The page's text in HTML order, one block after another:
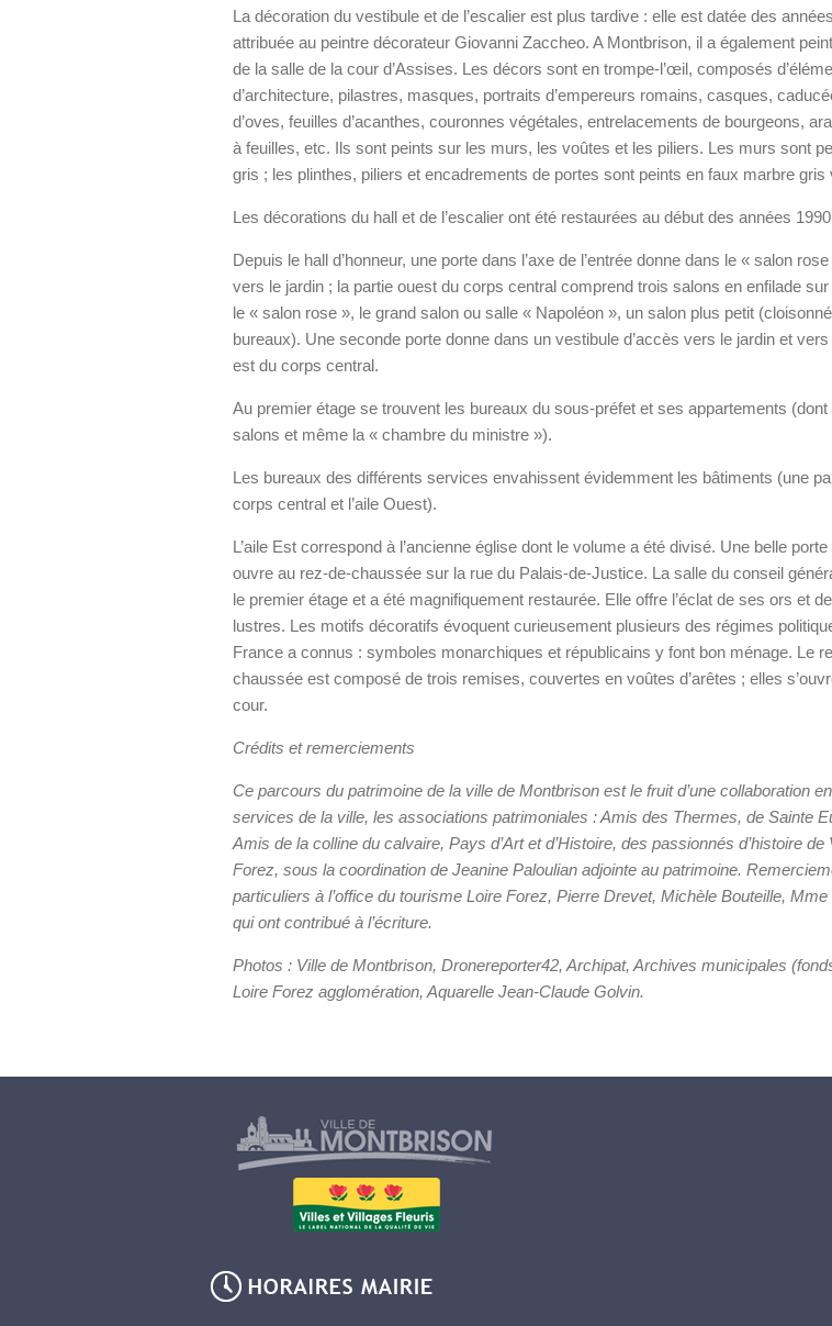
La décoration du vestibule et de l’escalier est plus tardive : elle est datée des
attribuée au peintre décorateur Giovanni Zaccheo. A Montbrison, il a également
de la salle de la cour d’Assises. Les décors sont en trompe-l’œil, composés
d’architecture, pilastres, masques, portraits d’empereurs romains, casques,
d’oves, feuilles d’acanthes, couronnes végétales, entrelacements de bourgeons,
à feuilles, etc. Ils sont peints sur les murs, les voûtes et les piliers. Les murs sont
gris ; les plinthes, piliers et encadrements de portes sont peints en faux marbre gris
Les décorations du hall et de l’escalier ont été restaurées au début des années
Depuis le hall d’honneur, une porte dans l’axe de l’entrée donne dans le « salon
vers le jardin ; la partie ouest du corps central comprend trois salons en enfilade sur
le « salon rose », le grand salon ou salle « Napoléon », un salon plus petit
bureaux). Une seconde porte donne dans un vestibule d’accès vers le jardin et
est du corps central.
Au premier étage se trouvent les bureaux du sous-préfet et ses appartements (dont
salons et même la « chambre du ministre »).
Les bureaux des différents services envahissent évidemment les bâtiments (une
corps central et l’aile Ouest).
L’aile Est correspond à l’ancienne église dont le volume a été divisé. Une belle
ouvre au rez-de-chaussée sur la rue du Palais-de-Justice. La salle du conseil
le premier étage et a été magnifiquement restaurée. Elle offre l’éclat de ses ors et
lustres. Les motifs décoratifs évoquent curieusement plusieurs des régimes
France a connus : symboles monarchiques et républicains y font bon ménage. Le
chaussée est composé de trois remises, couvertes en voûtes d’arêtes ; elles
cour.
Crédits et remerciements
Ce parcours du patrimoine de la ville de Montbrison est le fruit d’une collaboration
services de la ville, les associations patrimoniales : Amis des Thermes, de Sainte
Amis de la colline du calvaire, Pays d’Art et d’Histoire, des passionnés d’histoire de
Forez, sous la coordination de Jeanine Paloulian adjointe au patrimoine.
particuliers à l’office du tourisme Loire Forez, Pierre Drevet, Michèle Bouteille, Mme
qui ont contribué à l’écriture.
Photos : Ville de Montbrison, Dronereporter42, Archipat, Archives municipales
Loire Forez agglomération, Aquarelle Jean-Claude Golvin.